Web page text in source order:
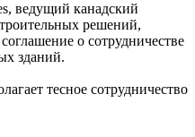
ведущий канадский
решений,
о сотрудничестве
зданий.
тесное сотрудничество